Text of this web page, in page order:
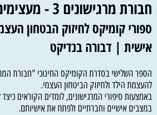
חבורת מרגישונים 3 - מעצימים את עצמם
ספורי קומיקס לחיזוק הבטחון
אישית | דבורה בנדיקט
הספר השלישי בסדרת הקומיקס החינוכי "חבורת
להעצמת הילד ולחיזוק הביטחון העצמי.
באמצעות סיפורי המרגישונים, לומדים הקוראים כיצד
במצבים אישיים וחברתיים ולפתח את אישיותם.